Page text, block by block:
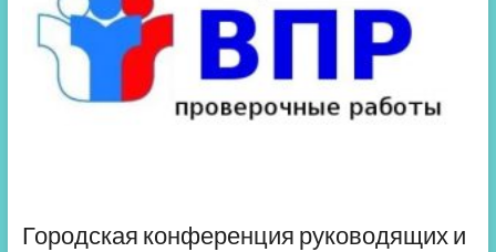
Городская конференция руководящих и